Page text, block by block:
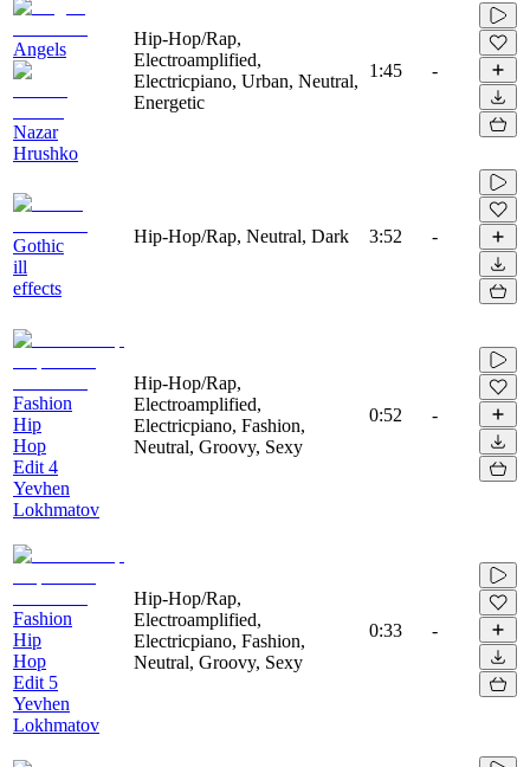
Angels
Nazar
Hrushko
Hip-Hop/Rap,
Electroamplified,
Electricpiano, Urban, Neutral,
Energetic
1:45 -
Gothic
ill
effects
Hip-Hop/Rap, Neutral, Dark 3:52 -
Fashion
Hip
Hop
Edit 4
Yevhen
Lokhmatov
Hip-Hop/Rap,
Electroamplified,
Electricpiano, Fashion,
Neutral, Groovy, Sexy
0:52 -
Fashion
Hip
Hop
Edit 5
Yevhen
Lokhmatov
Hip-Hop/Rap,
Electroamplified,
Electricpiano, Fashion,
Neutral, Groovy, Sexy
0:33 -